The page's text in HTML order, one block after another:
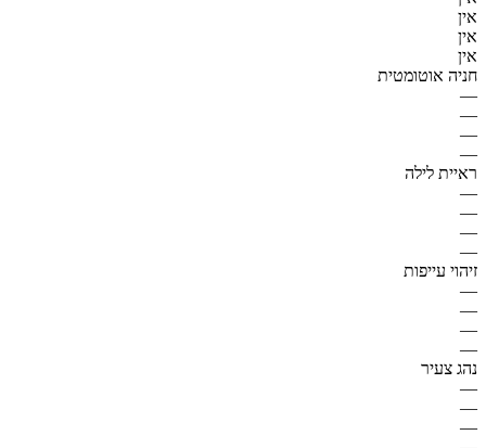
אין
אין
אין
חניה אוטומטית
—
—
—
—
ראיית לילה
—
—
—
—
זיהוי עייפות
—
—
—
—
נהג צעיר
—
—
—